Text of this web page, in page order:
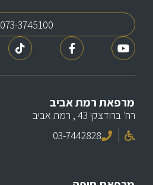
073-3745100
מרפאת רמת אביב
רח׳ ברודצקי 43 , רמת אביב
03-7442828